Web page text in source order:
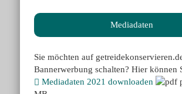
Mediadaten
Sie möchten auf
Bannerwerbung schalten? Hier können
Mediadaten 2021 downloaden